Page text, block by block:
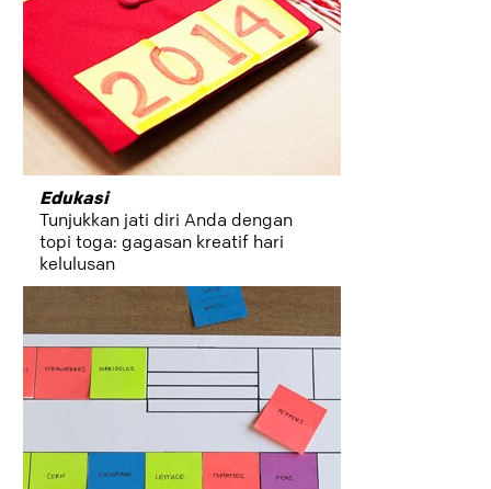
Edukasi
Tunjukkan jati diri Anda dengan
topi toga: gagasan kreatif hari
kelulusan